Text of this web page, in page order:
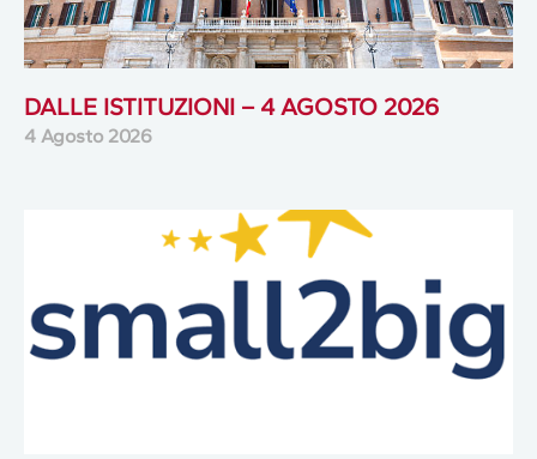
DALLE ISTITUZIONI – 4 AGOSTO 2026
4 Agosto 2026